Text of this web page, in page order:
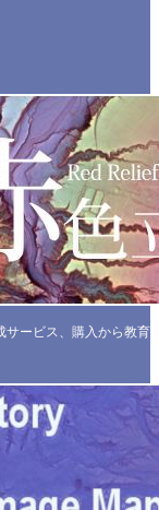
ービス、購入から教育